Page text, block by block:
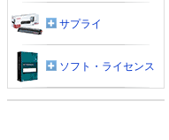
サプライ
ソフト・ライセンス